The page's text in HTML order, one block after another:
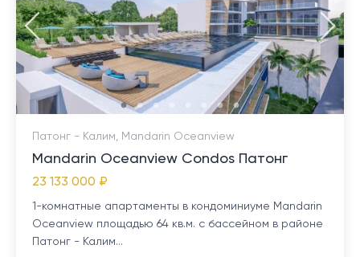
Патонг - Калим, Mandarin Oceanview
Mandarin Oceanview Condos Патонг
23 133 000 ₽
1-комнатные апартаменты в кондоминиуме Mandarin
Oceanview площадью 64 кв.м. с бассейном в районе
Патонг - Калим...